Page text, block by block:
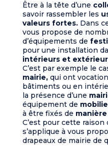
Être à la tête d’une
savoir rassembler les
valeurs fortes. Dans
vous propose de
d’équipements de
pour une installation
intérieurs et
C’est par exemple le
mairie, qui ont
bâtiments ou en
la présence d’une
équipement de
à être fixés de
C’est pour cette raison
s’applique à vous
drapeaux de mairie de